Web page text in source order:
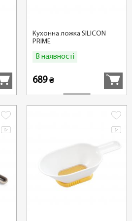
Кухонна ложка SILICON
PRIME
В наявності
689₴